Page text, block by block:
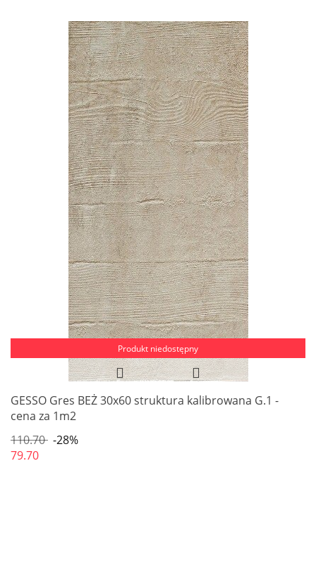
Produkt niedostępny
GESSO Gres BEŻ 30x60 struktura kalibrowana G.1 -
cena za 1m2
110.70 -28%
79.70